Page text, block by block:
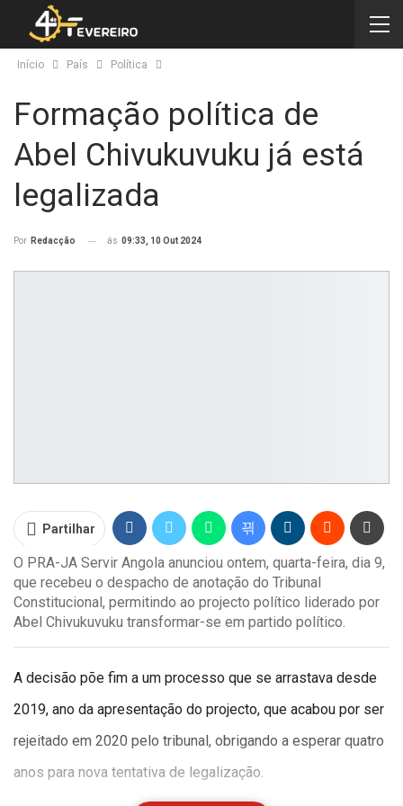
Início País Política
Formação política de
Abel Chivukuvuku já está
legalizada
Por Redacção ás 09:33, 10 Out 2024
Partilhar
O PRA-JA Servir Angola anunciou ontem, quarta-feira, dia 9,
que recebeu o despacho de anotação do Tribunal
Constitucional, permitindo ao projecto político liderado por
Abel Chivukuvuku transformar-se em partido político.
A decisão põe fim a um processo que se arrastava desde
2019, ano da apresentação do projecto, que acabou por ser
rejeitado em 2020 pelo tribunal, obrigando a esperar quatro
anos para nova tentativa de legalização.